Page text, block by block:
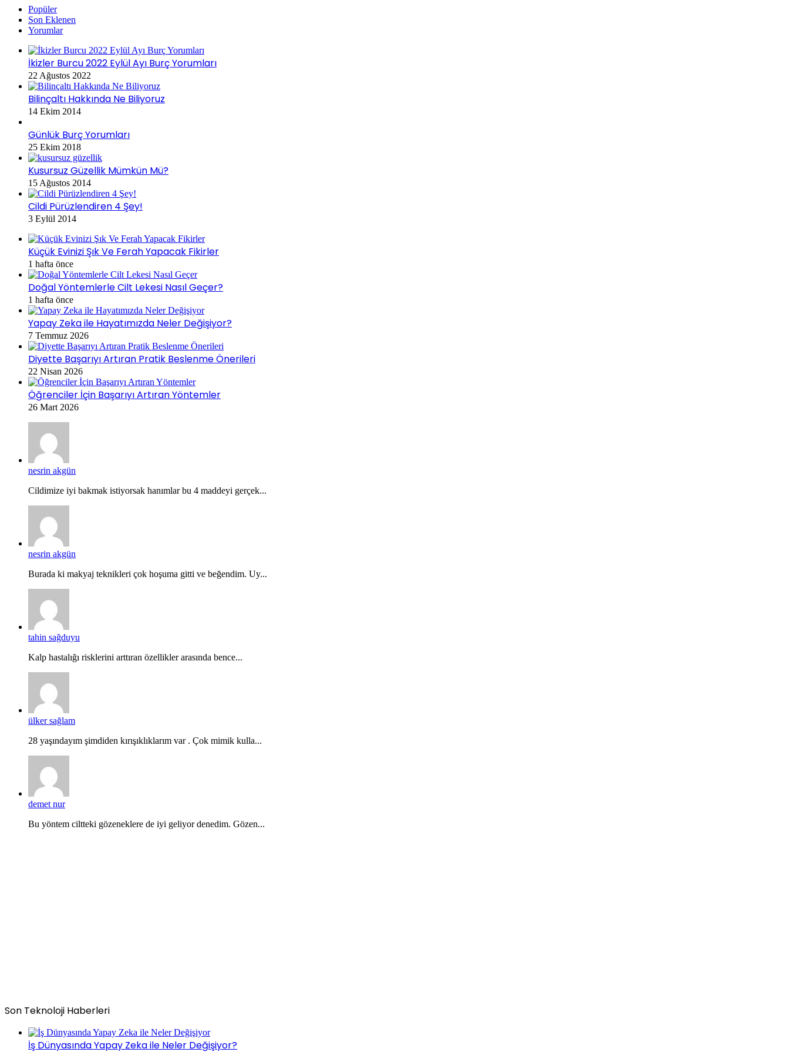
Popüler
Son Eklenen
Yorumlar
İkizler Burcu 2022 Eylül Ayı Burç Yorumları
22 Ağustos 2022
Bilinçaltı Hakkında Ne Biliyoruz
14 Ekim 2014
Günlük Burç Yorumları
25 Ekim 2018
Kusursuz Güzellik Mümkün Mü?
15 Ağustos 2014
Cildi Pürüzlendiren 4 Şey!
3 Eylül 2014
Küçük Evinizi Şık Ve Ferah Yapacak Fikirler
1 hafta önce
Doğal Yöntemlerle Cilt Lekesi Nasıl Geçer?
1 hafta önce
Yapay Zeka ile Hayatımızda Neler Değişiyor?
7 Temmuz 2026
Diyette Başarıyı Artıran Pratik Beslenme Önerileri
22 Nisan 2026
Öğrenciler İçin Başarıyı Artıran Yöntemler
26 Mart 2026
nesrin akgün
Cildimize iyi bakmak istiyorsak hanımlar bu 4 maddeyi gerçek...
nesrin akgün
Burada ki makyaj teknikleri çok hoşuma gitti ve beğendim. Uy...
tahin sağduyu
Kalp hastalığı risklerini arttıran özellikler arasında bence...
ülker sağlam
28 yaşındayım şimdiden kırışıklıklarım var . Çok mimik kulla...
demet nur
Bu yöntem ciltteki gözeneklere de iyi geliyor denedim. Gözen...
Son Teknoloji Haberleri
İş Dünyasında Yapay Zeka ile Neler Değişiyor?